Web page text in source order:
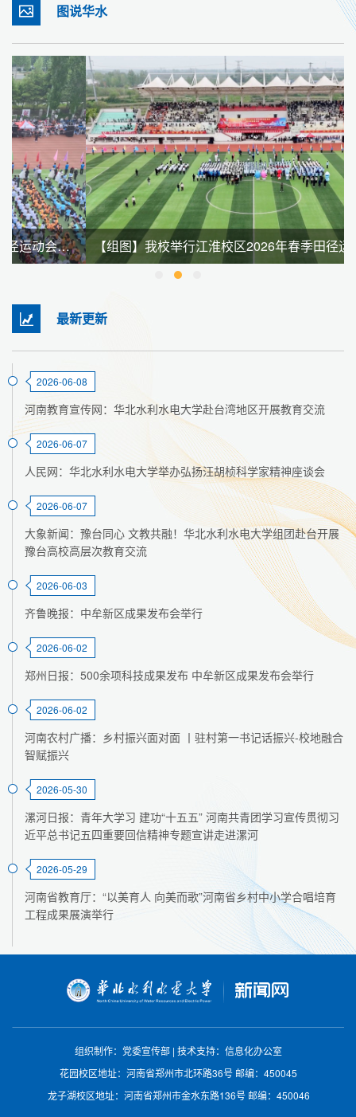
图说华水
【组图】我校举行江淮校区2026年春季田径运动会暨全民健身大会
最新更新
2026-06-08
河南教育宣传网：华北水利水电大学赴台湾地区开展教育交流
2026-06-07
人民网：华北水利水电大学举办弘扬汪胡桢科学家精神座谈会
2026-06-07
大象新闻：豫台同心 文教共融！华北水利水电大学组团赴台开展
豫台高校高层次教育交流
2026-06-03
齐鲁晚报：中牟新区成果发布会举行
2026-06-02
郑州日报：500余项科技成果发布 中牟新区成果发布会举行
2026-06-02
河南农村广播：乡村振兴面对面 丨驻村第一书记话振兴-校地融合
智赋振兴
2026-05-30
漯河日报：青年大学习 建功“十五五” 河南共青团学习宣传贯彻习
近平总书记五四重要回信精神专题宣讲走进漯河
2026-05-29
河南省教育厅：“以美育人 向美而歌”河南省乡村中小学合唱培育
工程成果展演举行
组织制作：党委宣传部 | 技术支持：信息化办公室
花园校区地址：河南省郑州市北环路36号 邮编：450045
龙子湖校区地址：河南省郑州市金水东路136号 邮编：450046